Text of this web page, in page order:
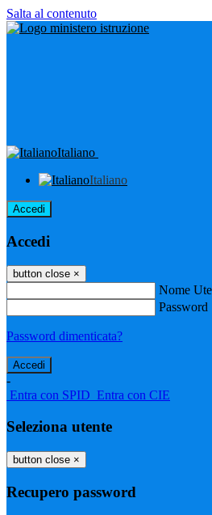
Salta al contenuto
Italiano
Italiano
Accedi
Accedi
button close ×
Nome
Password
Password dimenticata?
-
Entra con SPID Entra con CIE
Seleziona utente
button close ×
Recupero password